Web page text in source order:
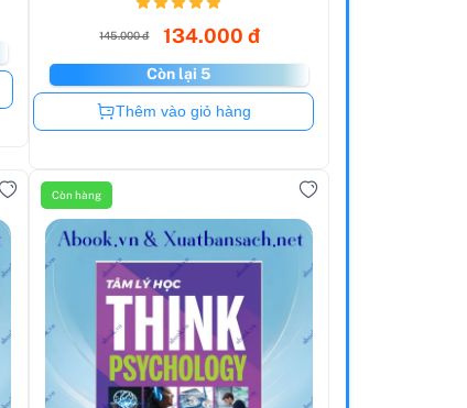
145.000 đ 134.000 đ
Còn lại 5
Còn hàng
Thêm vào giỏ hàng
Còn hàng